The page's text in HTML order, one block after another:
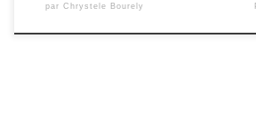
par Chrystele Bourely